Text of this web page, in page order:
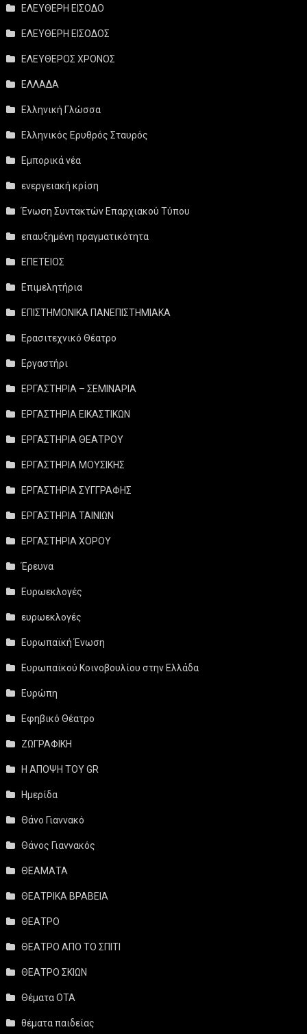
ΕΛΕΥΘΕΡΗ ΕΙΣΟΔΟ
ΕΛΕΥΘΕΡΗ ΕΙΣΟΔΟΣ
ΕΛΕΥΘΕΡΟΣ ΧΡΟΝΟΣ
ΕΛΛΑΔΑ
Ελληνική Γλώσσα
Ελληνικός Ερυθρός Σταυρός
Εμπορικά νέα
ενεργειακή κρίση
Ένωση Συντακτών Επαρχιακού Τύπου
επαυξημένη πραγματικότητα
ΕΠΕΤΕΙΟΣ
Επιμελητήρια
ΕΠΙΣΤΗΜΟΝΙΚΑ ΠΑΝΕΠΙΣΤΗΜΙΑΚΑ
Ερασιτεχνικό Θέατρο
Εργαστήρι
ΕΡΓΑΣΤΗΡΙΑ – ΣΕΜΙΝΑΡΙΑ
ΕΡΓΑΣΤΗΡΙΑ ΕΙΚΑΣΤΙΚΩΝ
ΕΡΓΑΣΤΗΡΙΑ ΘΕΑΤΡΟΥ
ΕΡΓΑΣΤΗΡΙΑ ΜΟΥΣΙΚΗΣ
ΕΡΓΑΣΤΗΡΙΑ ΣΥΓΓΡΑΦΗΣ
ΕΡΓΑΣΤΗΡΙΑ ΤΑΙΝΙΩΝ
ΕΡΓΑΣΤΗΡΙΑ ΧΟΡΟΥ
Έρευνα
Ευρωεκλογές
ευρωεκλογές
Ευρωπαϊκή Ένωση
Ευρωπαϊκού Κοινοβουλίου στην Ελλάδα
Ευρώπη
Εφηβικό Θέατρο
ΖΩΓΡΑΦΙΚΗ
Η ΑΠΟΨΗ ΤΟΥ GR
Ημερίδα
Θάνο Γιαννακό
Θάνος Γιαννακός
ΘΕΑΜΑΤΑ
ΘΕΑΤΡΙΚΑ ΒΡΑΒΕΙΑ
ΘΕΑΤΡΟ
ΘΕΑΤΡΟ ΑΠΟ ΤΟ ΣΠΙΤΙ
ΘΕΑΤΡΟ ΣΚΙΩΝ
Θέματα ΟΤΑ
θέματα παιδείας